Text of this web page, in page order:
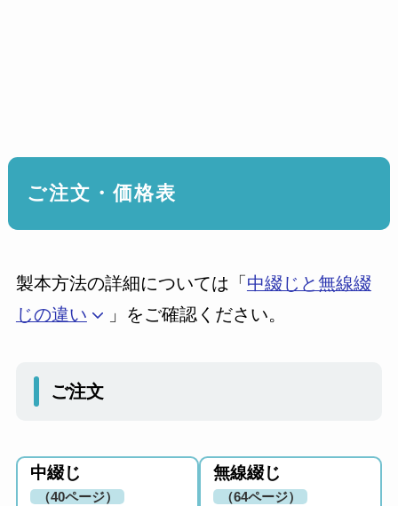
ご注文・価格表
製本方法の詳細については「 中綴じと無線綴
じの違い
」をご確認ください。
ご注文
中綴じ
（40ページ）
無線綴じ
（64ページ）